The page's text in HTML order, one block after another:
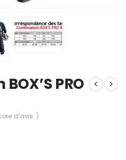
PRO
d’avis. )